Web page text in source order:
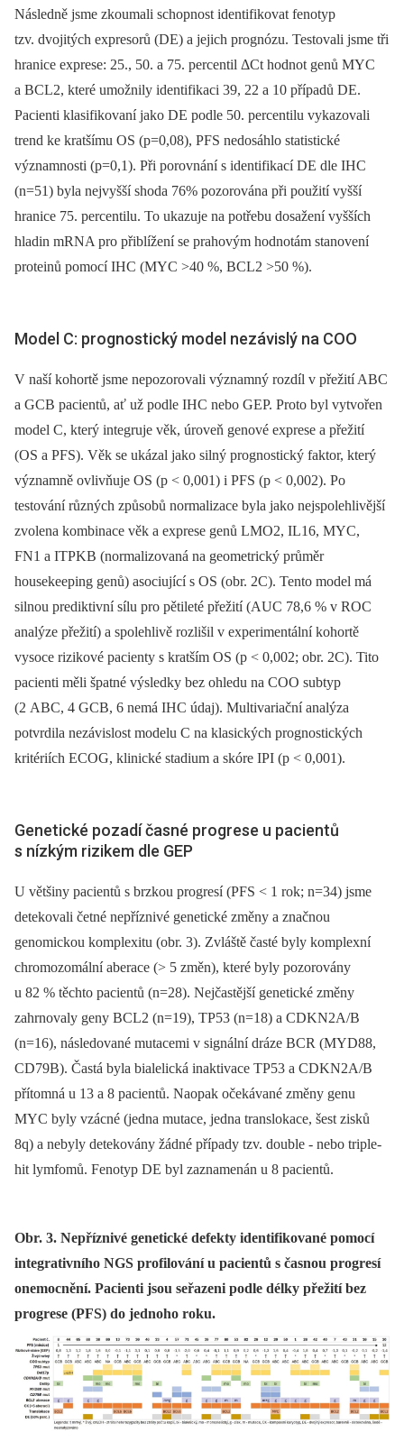
Následně jsme zkoumali schopnost identifikovat fenotyp
tzv. dvojitých expresorů (DE) a jejich prognózu. Testovali jsme tři
hranice exprese: 25., 50. a 75. percentil ΔCt hodnot genů MYC
a BCL2, které umožnily identifikaci 39, 22 a 10 případů DE.
Pacienti klasifikovaní jako DE podle 50. percentilu vykazovali
trend ke kratšímu OS (p=0,08), PFS nedosáhlo statistické
významnosti (p=0,1). Při porovnání s identifikací DE dle IHC
(n=51) byla nejvyšší shoda 76% pozorována při použití vyšší
hranice 75. percentilu. To ukazuje na potřebu dosažení vyšších
hladin mRNA pro přiblížení se prahovým hodnotám stanovení
proteinů pomocí IHC (MYC >40 %, BCL2 >50 %).
Model C: prognostický model nezávislý na COO
V naší kohortě jsme nepozorovali významný rozdíl v přežití ABC
a GCB pacientů, ať už podle IHC nebo GEP. Proto byl vytvořen
model C, který integruje věk, úroveň genové exprese a přežití
(OS a PFS). Věk se ukázal jako silný prognostický faktor, který
významně ovlivňuje OS (p < 0,001) i PFS (p < 0,002). Po
testování různých způsobů normalizace byla jako nejspolehlivější
zvolena kombinace věk a exprese genů LMO2, IL16, MYC,
FN1 a ITPKB (normalizovaná na geometrický průměr
housekeeping genů) asociující s OS (obr. 2C). Tento model má
silnou prediktivní sílu pro pětileté přežití (AUC 78,6 % v ROC
analýze přežití) a spolehlivě rozlišil v experimentální kohortě
vysoce rizikové pacienty s kratším OS (p < 0,002; obr. 2C). Tito
pacienti měli špatné výsledky bez ohledu na COO subtyp
(2 ABC, 4 GCB, 6 nemá IHC údaj). Multivariační analýza
potvrdila nezávislost modelu C na klasických prognostických
kritériích ECOG, klinické stadium a skóre IPI (p < 0,001).
Genetické pozadí časné progrese u pacientů
s nízkým rizikem dle GEP
U většiny pacientů s brzkou progresí (PFS < 1 rok; n=34) jsme
detekovali četné nepříznivé genetické změny a značnou
genomickou komplexitu (obr. 3). Zvláště časté byly komplexní
chromozomální aberace (> 5 změn), které byly pozorovány
u 82 % těchto pacientů (n=28). Nejčastější genetické změny
zahrnovaly geny BCL2 (n=19), TP53 (n=18) a CDKN2A/B
(n=16), následované mutacemi v signální dráze BCR (MYD88,
CD79B). Častá byla bialelická inaktivace TP53 a CDKN2A/B
přítomná u 13 a 8 pacientů. Naopak očekávané změny genu
MYC byly vzácné (jedna mutace, jedna translokace, šest zisků
8q) a nebyly detekovány žádné případy tzv. double -⁠ nebo triple-
hit lymfomů. Fenotyp DE byl zaznamenán u 8 pacientů.
Obr. 3. Nepříznivé genetické defekty identifikované pomocí
integrativního NGS profilování u pacientů s časnou progresí
onemocnění. Pacienti jsou seřazeni podle délky přežití bez
progrese (PFS) do jednoho roku.